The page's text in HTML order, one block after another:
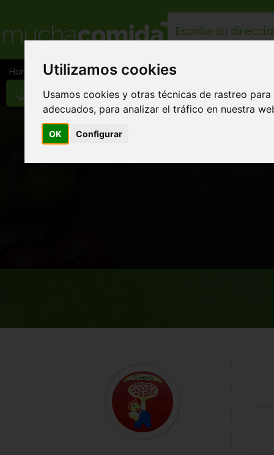
Utilizamos cookies
Usamos cookies y otras técnicas de rastreo
adecuados, para analizar el tráfico en nuestra
OK Configurar
Home Málaga 29003